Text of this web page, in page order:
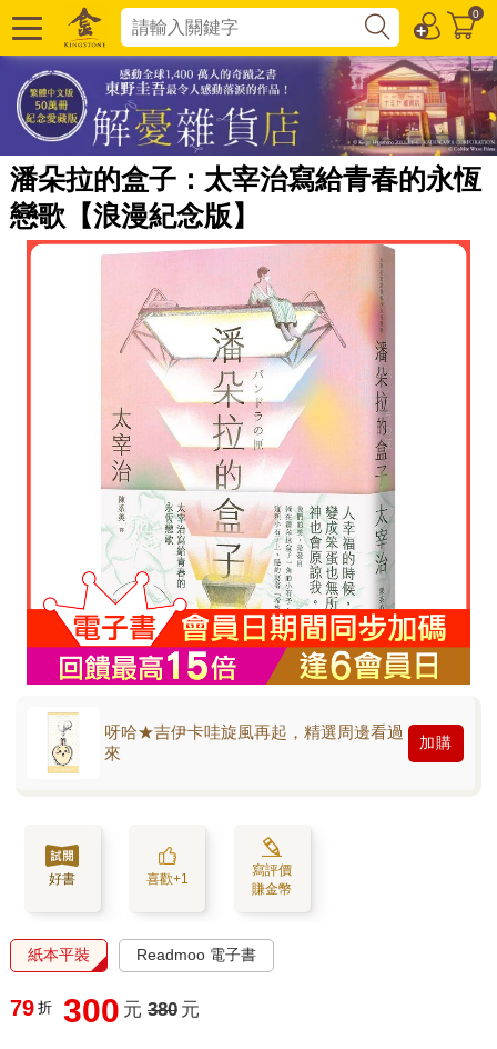
0
潘朵拉的盒子：太宰治寫給青春的永恆
戀歌【浪漫紀念版】
呀哈★吉伊卡哇旋風再起，精選周邊看過
來
加購
好書 喜歡+1
寫評價
賺金幣
紙本平裝 Readmoo 電子書
79 折 300 元 380 元